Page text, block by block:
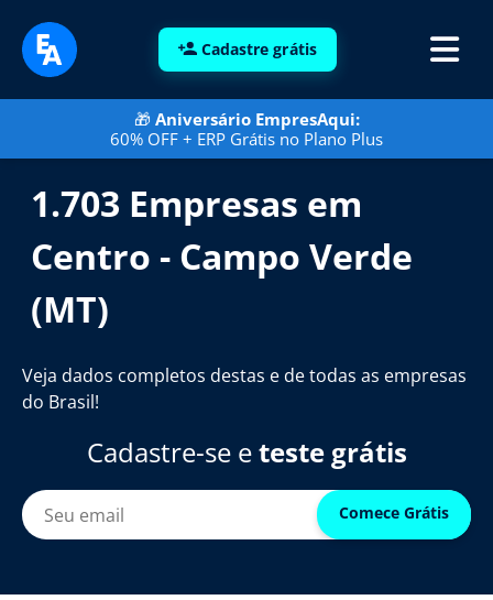
Cadastre grátis
🎁 Aniversário EmpresAqui:
60% OFF + ERP Grátis no Plano Plus
1.703 Empresas em
Centro - Campo Verde
(MT)
Veja dados completos destas e de todas as empresas
do Brasil!
Cadastre-se eteste grátis
Comece Grátis